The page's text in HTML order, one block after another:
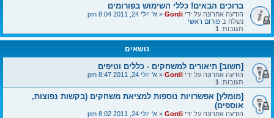
ברוכים הבאים! כללי השימוש בפורומים
הודעה אחרונה על ידי Gordi
«א' יולי 24, 2011 8:04 pm
נשלח בפורום ראשי
תגובות: 1
נושאים
[חשוב] תיאורים למשחקים - כללים וטיפים
הודעה אחרונה על ידי Gordi
«א' יולי 24, 2011 8:47 pm
תגובות: 1
[מומלץ] אפשרויות נוספות למציאת משחקים (בקשות נפוצות,
אוספים)
הודעה אחרונה על ידי Gordi
«א' יולי 24, 2011 8:02 pm